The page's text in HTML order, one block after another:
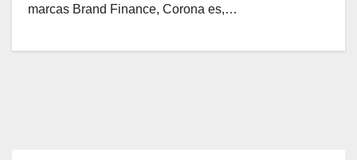
marcas Brand Finance, Corona es,…